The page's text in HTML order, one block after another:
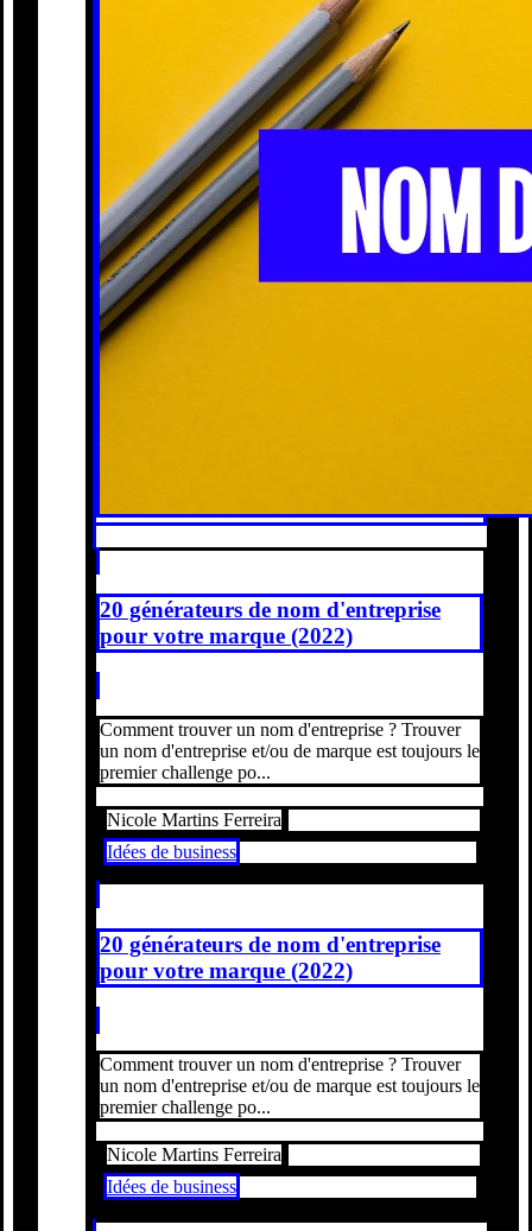
20 générateurs de nom d'entreprise
pour votre marque (2022)
Comment trouver un nom d'entreprise ? Trouver
un nom d'entreprise et/ou de marque est toujours le
premier challenge po...
Nicole Martins Ferreira
Idées de business
20 générateurs de nom d'entreprise
pour votre marque (2022)
Comment trouver un nom d'entreprise ? Trouver
un nom d'entreprise et/ou de marque est toujours le
premier challenge po...
Nicole Martins Ferreira
Idées de business